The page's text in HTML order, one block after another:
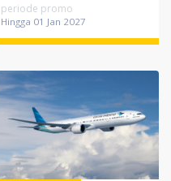
periode promo
Hingga 01 Jan 2027